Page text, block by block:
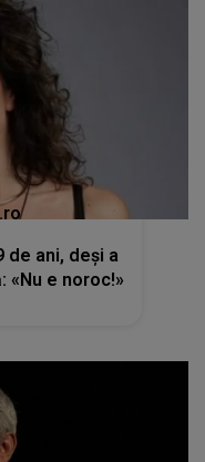
de ani, deși a
«Nu e noroc!»